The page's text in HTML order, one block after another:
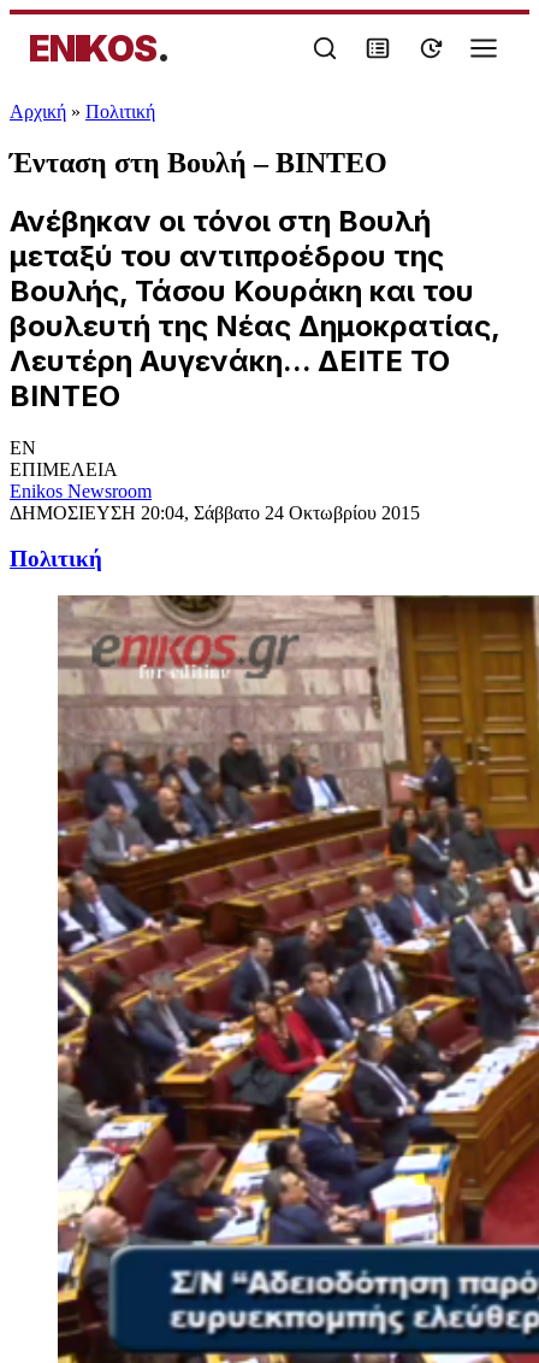
ENIKOS.
Αρχική » Πολιτική
Ένταση στη Βουλή – ΒΙΝΤΕΟ
Ανέβηκαν οι τόνοι στη Βουλή
μεταξύ του αντιπροέδρου της
Βουλής, Τάσου Κουράκη και του
βουλευτή της Νέας Δημοκρατίας,
Λευτέρη Αυγενάκη... ΔΕΙΤΕ ΤΟ
ΒΙΝΤΕΟ
EN
ΕΠΙΜΕΛΕΙΑ
Enikos Newsroom
ΔΗΜΟΣΙΕΥΣΗ 20:04, Σάββατο 24 Οκτωβρίου 2015
Πολιτική